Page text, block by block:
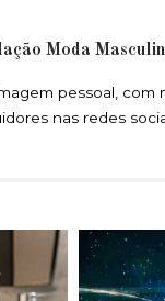
Moda
pessoal, com
nas redes